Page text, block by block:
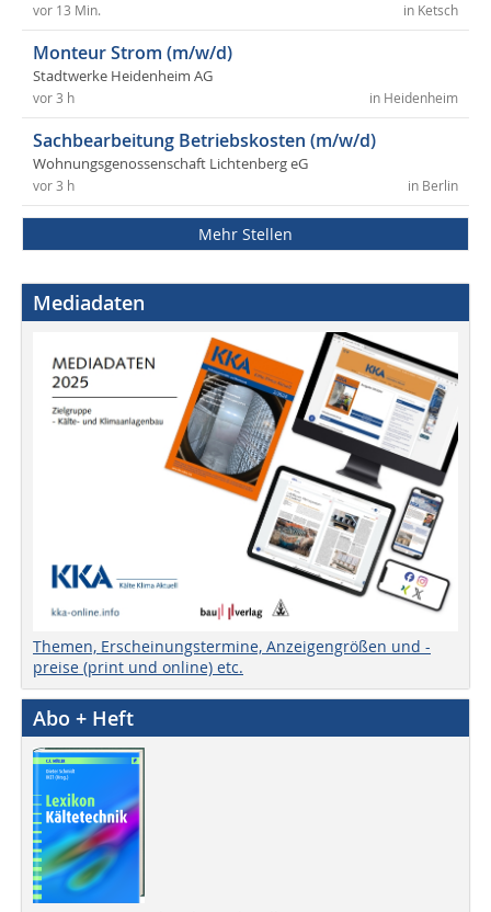
in Ketsch
vor 13 Min.
Monteur Strom (m/w/d)
Stadtwerke Heidenheim AG
in Heidenheim
vor 3 h
Sachbearbeitung Betriebskosten (m/w/d)
Wohnungsgenossenschaft Lichtenberg eG
in Berlin
vor 3 h
Mehr Stellen
Mediadaten
Themen, Erscheinungstermine, Anzeigengrößen und -
preise (print und online) etc.
Abo + Heft